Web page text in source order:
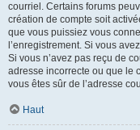
courriel. Certains forums
création de compte soit
que vous puissiez vous
l’enregistrement. Si vous
Si vous n’avez pas reçu de
adresse incorrecte ou que le
vous êtes sûr de l’adresse
Haut